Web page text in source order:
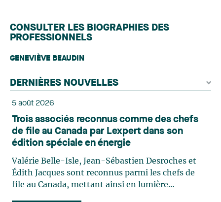
CONSULTER LES BIOGRAPHIES DES
PROFESSIONNELS
GENEVIÈVE BEAUDIN
DERNIÈRES NOUVELLES
5 août 2026
Trois associés reconnus comme des chefs
de file au Canada par Lexpert dans son
édition spéciale en énergie
Valérie Belle-Isle, Jean-Sébastien Desroches et
Édith Jacques sont reconnus parmi les chefs de
file au Canada, mettant ainsi en lumière